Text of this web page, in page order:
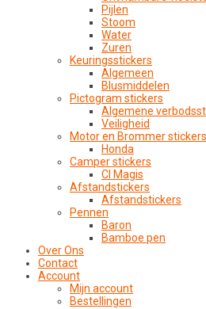
Pijlen
Stoom
Water
Zuren
Keuringsstickers
Algemeen
Blusmiddelen
Pictogram stickers
Algemene
Veiligheid
Motor en Brommer stickers
Honda
Camper stickers
CI Magis
Afstandstickers
Afstandstickers
Pennen
Baron
Bamboe pen
Over Ons
Contact
Account
Mijn account
Bestellingen